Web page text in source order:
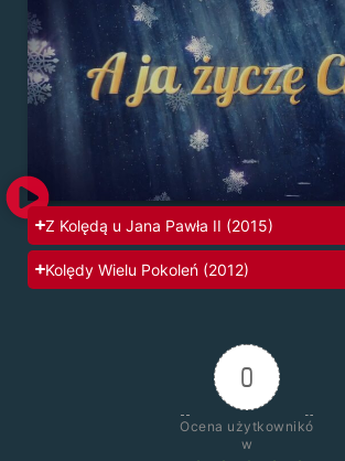
Z Kolędą u Jana Pawła II (2015)
Kolędy Wielu Pokoleń (2012)
0
Ocena użytkownikó
w